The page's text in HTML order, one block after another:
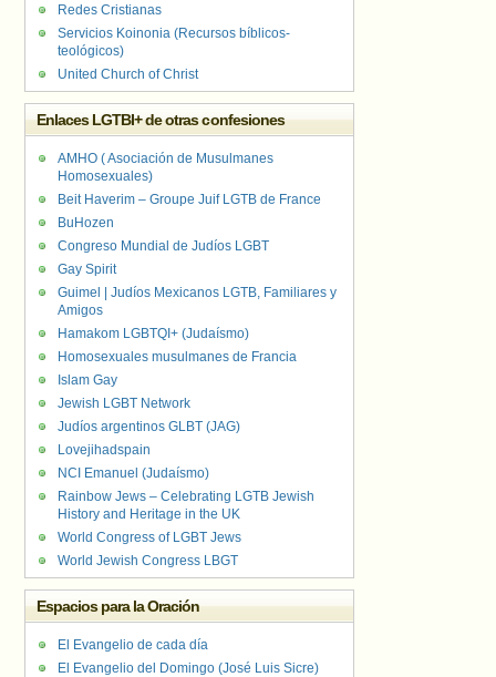
Redes Cristianas
Servicios Koinonia (Recursos bíblicos-
teológicos)
United Church of Christ
Enlaces LGTBI+ de otras confesiones
AMHO ( Asociación de Musulmanes
Homosexuales)
Beit Haverim – Groupe Juif LGTB de France
BuHozen
Congreso Mundial de Judíos LGBT
Gay Spirit
Guimel | Judíos Mexicanos LGTB, Familiares y
Amigos
Hamakom LGBTQI+ (Judaísmo)
Homosexuales musulmanes de Francia
Islam Gay
Jewish LGBT Network
Judíos argentinos GLBT (JAG)
Lovejihadspain
NCI Emanuel (Judaísmo)
Rainbow Jews – Celebrating LGTB Jewish
History and Heritage in the UK
World Congress of LGBT Jews
World Jewish Congress LBGT
Espacios para la Oración
El Evangelio de cada día
El Evangelio del Domingo (José Luis Sicre)